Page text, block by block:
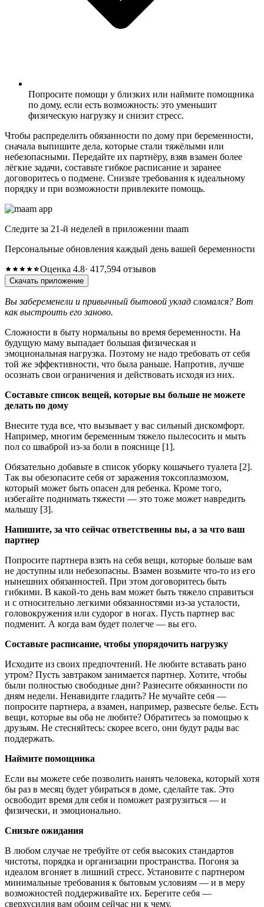
Попросите помощи у близких или наймите помощника
по дому, если есть возможность: это уменьшит
физическую нагрузку и снизит стресс.
Чтобы распределить обязанности по дому при беременности,
сначала выпишите дела, которые стали тяжёлыми или
небезопасными. Передайте их партнёру, взяв взамен более
лёгкие задачи, составьте гибкое расписание и заранее
договоритесь о подмене. Снизьте требования к идеальному
порядку и при возможности привлеките помощь.
Следите за 21-й неделей в приложении maam
Персональные обновления каждый день вашей беременности
Оценка 4.8· 417,594 отзывов
Скачать приложение
Вы забеременели и привычный бытовой уклад сломался? Вот
как выстроить его заново.
Сложности в быту нормальны во время беременности. На
будущую маму выпадает большая физическая и
эмоциональная нагрузка. Поэтому не надо требовать от себя
той же эффективности, что была раньше. Напротив, лучше
осознать свои ограничения и действовать исходя из них.
Составьте список вещей, которые вы больше не можете
делать по дому
Внесите туда все, что вызывает у вас сильный дискомфорт.
Например, многим беременным тяжело пылесосить и мыть
пол со шваброй из-за боли в пояснице [1].
Обязательно добавьте в список уборку кошачьего туалета [2].
Так вы обезопасите себя от заражения токсоплазмозом,
который может быть опасен для ребенка. Кроме того,
избегайте поднимать тяжести — это тоже может навредить
малышу [3].
Напишите, за что сейчас ответственны вы, а за что ваш
партнер
Попросите партнера взять на себя вещи, которые больше вам
не доступны или небезопасны. Взамен возьмите что-то из его
нынешних обязанностей. При этом договоритесь быть
гибкими. В какой-то день вам может быть тяжело справиться
и с относительно легкими обязанностями из-за усталости,
головокружения или судорог в ногах. Пусть партнер вас
подменит. А когда вам будет полегче — вы его.
Составьте расписание, чтобы упорядочить нагрузку
Исходите из своих предпочтений. Не любите вставать рано
утром? Пусть завтраком занимается партнер. Хотите, чтобы
были полностью свободные дни? Разнесите обязанности по
дням недели. Ненавидите гладить? Не мучайте себя —
попросите партнера, а взамен, например, развесьте белье. Есть
вещи, которые вы оба не любите? Обратитесь за помощью к
друзьям. Не стесняйтесь: скорее всего, они будут рады вас
поддержать.
Наймите помощника
Если вы можете себе позволить нанять человека, который хотя
бы раз в месяц будет убираться в доме, сделайте так. Это
освободит время для себя и поможет разгрузиться — и
физически, и эмоционально.
Снизьте ожидания
В любом случае не требуйте от себя высоких стандартов
чистоты, порядка и организации пространства. Погоня за
идеалом вгоняет в лишний стресс. Установите с партнером
минимальные требования к бытовым условиям — и в меру
возможностей поддерживайте их. Берегите себя —
сверхусилия вам обоим сейчас ни к чему.